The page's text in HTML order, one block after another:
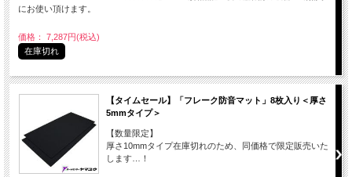
にお使い頂けます。
価格： 7,287円(税込)
在庫切れ
【タイムセール】「フレーク防音マット」8枚入り＜厚さ
5mmタイプ＞
【数量限定】
厚さ10mmタイプ在庫切れのため、同価格で限定販売いた
します…！